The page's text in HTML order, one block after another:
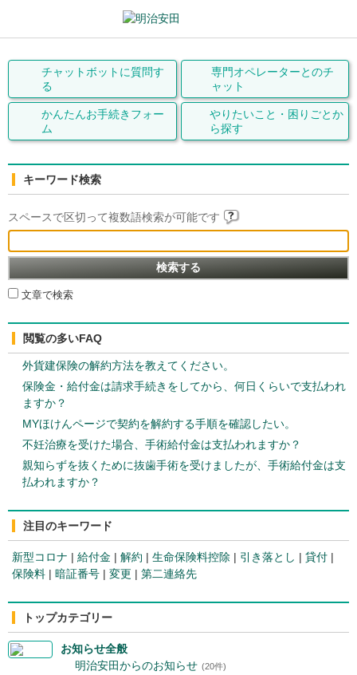
チャットボットに質問す
る
専門オペレーターとのチ
ャット
かんたんお手続きフォー
ム
やりたいこと・ 困りごとか
ら探す
キーワード検索
スペースで区切って複数語検索が可能です
文章で検索
閲覧の多いFAQ
外貨建保険の解約方法を教えてください。
保険金・給付金は請求手続きをしてから、何日くらいで支払われ
ますか？
MYほけんページで契約を解約する手順を確認したい。
不妊治療を受けた場合、手術給付金は支払われますか？
親知らずを抜くために抜歯手術を受けましたが、手術給付金は支
払われますか？
注目のキーワード
新型コロナ | 給付金 | 解約 | 生命保険料控除 | 引き落とし | 貸付 |
保険料 | 暗証番号 | 変更 | 第二連絡先
トップカテゴリー
お知らせ全般
明治安田からのお知らせ (20件)